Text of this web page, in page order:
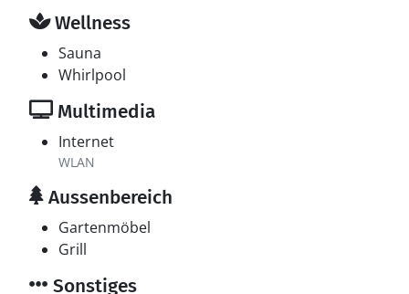
Wellness
Sauna
Whirlpool
Multimedia
Internet
WLAN
Aussenbereich
Gartenmöbel
Grill
Sonstiges